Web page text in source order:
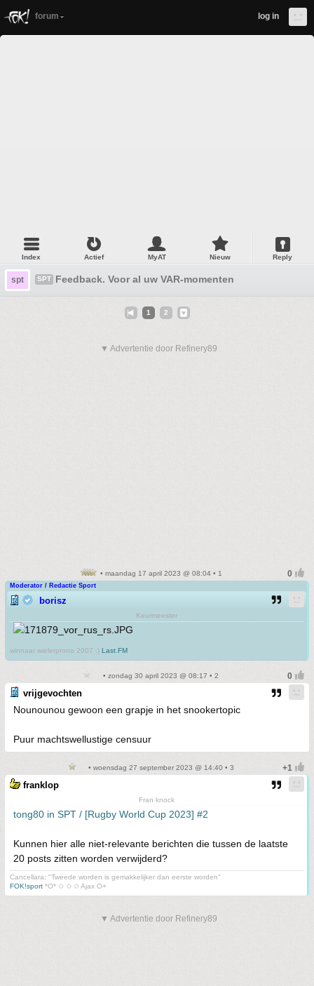
forum log in
Index Actief MyAT Nieuw Reply
spt SPT Feedback. Voor al uw VAR-momenten
1 2
▼ Advertentie door Refinery89
• maandag 17 april 2023 @ 08:04 • 1
Moderator / Redactie Sport
borisz
Keurmeester
winnaar wielerprono 2007 :) Last.FM
• zondag 30 april 2023 @ 08:17 • 2
vrijgevochten
Nounounou gewoon een grapje in het snookertopic
Puur machtswellustige censuur
• woensdag 27 september 2023 @ 14:40 • 3
franklop
Fran knock
tong80 in SPT / [Rugby World Cup 2023] #2
Kunnen hier alle niet-relevante berichten die tussen de laatste
20 posts zitten worden verwijderd?
Cancellara; "Tweede worden is gemakkelijker dan eerste worden"
FOK!sport *O* ✩ ✩ ✩ Ajax O+
▼ Advertentie door Refinery89